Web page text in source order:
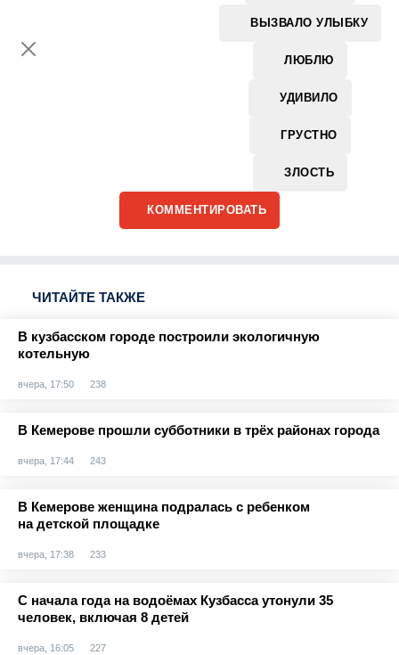
ВЫЗВАЛО УЛЫБКУ
ЛЮБЛЮ
УДИВИЛО
ГРУСТНО
ЗЛОСТЬ
КОММЕНТИРОВАТЬ
ЧИТАЙТЕ ТАКЖЕ
В кузбасском городе построили экологичную
котельную
вчера, 17:50 238
В Кемерове прошли субботники в трёх районах города
вчера, 17:44 243
В Кемерове женщина подралась с ребенком
на детской площадке
вчера, 17:38 233
С начала года на водоёмах Кузбасса утонули 35
человек, включая 8 детей
вчера, 16:05 227